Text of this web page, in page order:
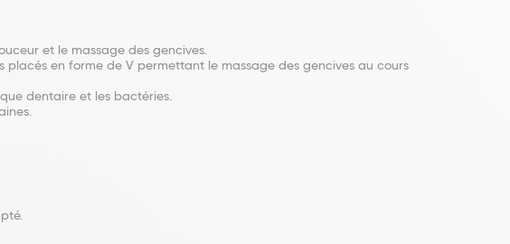
et le massage des gencives.
placés en forme de V permettant le massage des gencives au cours
dentaire et les bactéries.